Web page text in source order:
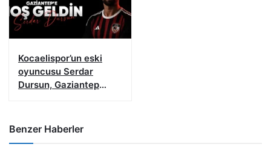
Kocaelispor’un eski
oyuncusu Serdar
Dursun, Gaziantep
Benzer Haberler